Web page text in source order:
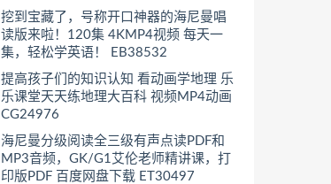
挖到宝藏了，号称开口神器的海尼曼唱
读版来啦！120集 4KMP4视频 每天一
集，轻松学英语！ EB38532
提高孩子们的知识认知 看动画学地理 乐
乐课堂天天练地理大百科 视频MP4动画
CG24976
海尼曼分级阅读全三级有声点读PDF和
MP3音频，GK/G1艾伦老师精讲课，打
印版PDF 百度网盘下载 ET30497